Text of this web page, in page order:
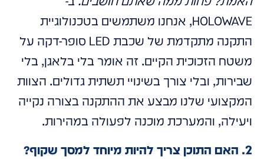
HOLOWAVE, אנחנו משתמשים בטכנולוגיית
התקנה מתקדמת של שכבת LED סופר-דקה על
משטח הזכוכית הקיים. זה אומר בלי בלאגן, בלי
שבירות, ובלי צורך בשינויי תשתית גדולים. הצוות
המקצועי שלנו מבצע את ההתקנה בצורה נקייה
ויעילה, והמערכת מוכנה לפעולה במהירות.
2. האם התוכן צריך להיות מיוחד למסך שקוף?